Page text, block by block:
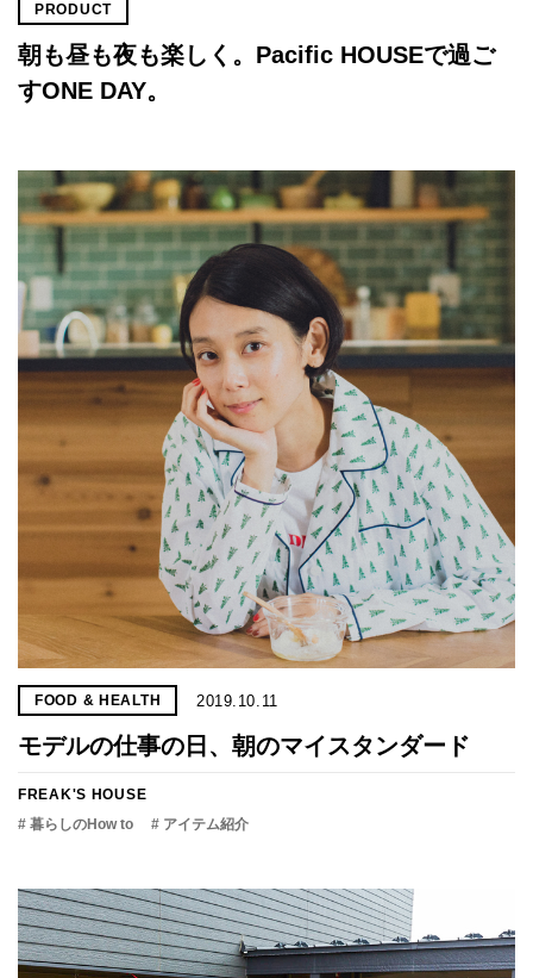
PRODUCT
朝も昼も夜も楽しく。Pacific HOUSEで過ご
すONE DAY。
FOOD & HEALTH 2019.10.11
モデルの仕事の日、朝のマイスタンダード
FREAK'S HOUSE
# 暮らしのHow to
# アイテム紹介